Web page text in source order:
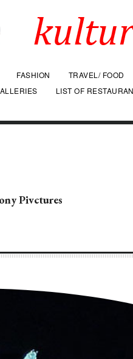
FASHION TRAVEL/ FOOD
LIST OF
Pivctures